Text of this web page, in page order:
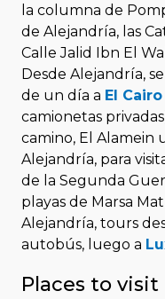
la columna de
de Alejandría, las
Calle Jalid Ibn El
Desde Alejandría,
de un día a El Cairo
camionetas
camino, El Alamein
Alejandría, para
de la Segunda
playas de Marsa
Alejandría, tours
autobús, luego a
Places to visit